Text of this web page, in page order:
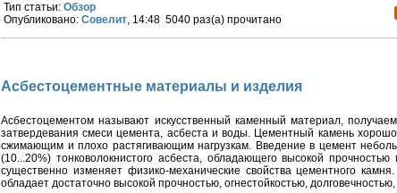
Тип статьи: Обзор
Опубликовано: Совелит, 14:48 5040 раз(а) прочитано
Асбестоцементные материалы и изделия
Асбестоцементом называют искусственный каменный материал,
затвердевания смеси цемента, асбеста и воды. Цементный камень хорошо
сжимающим и плохо растягивающим нагрузкам. Введение в цемент
(10...20%) тонковолокнистого асбеста, обладающего высокой
существенно изменяет физико-механические свойства цементного
обладает достаточно высокой прочностью, огнестойкостью,